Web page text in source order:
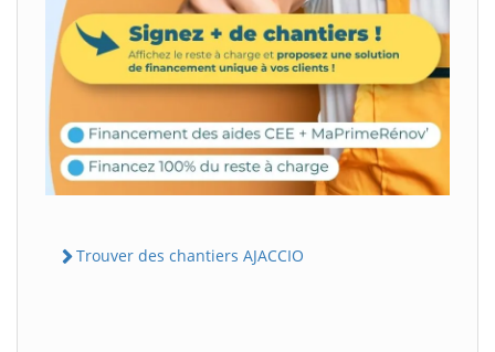
Trouver des chantiers AJACCIO